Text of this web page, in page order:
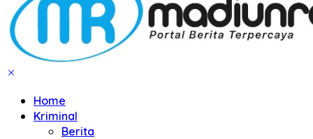
Home
Kriminal
Berita